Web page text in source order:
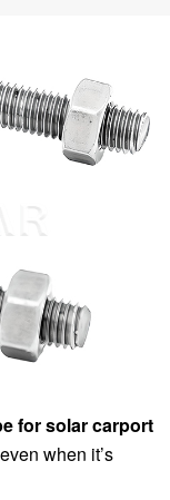
for solar carport
when it’s